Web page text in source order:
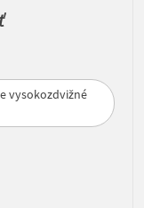
vysokozdvižné